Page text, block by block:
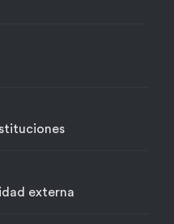
externa